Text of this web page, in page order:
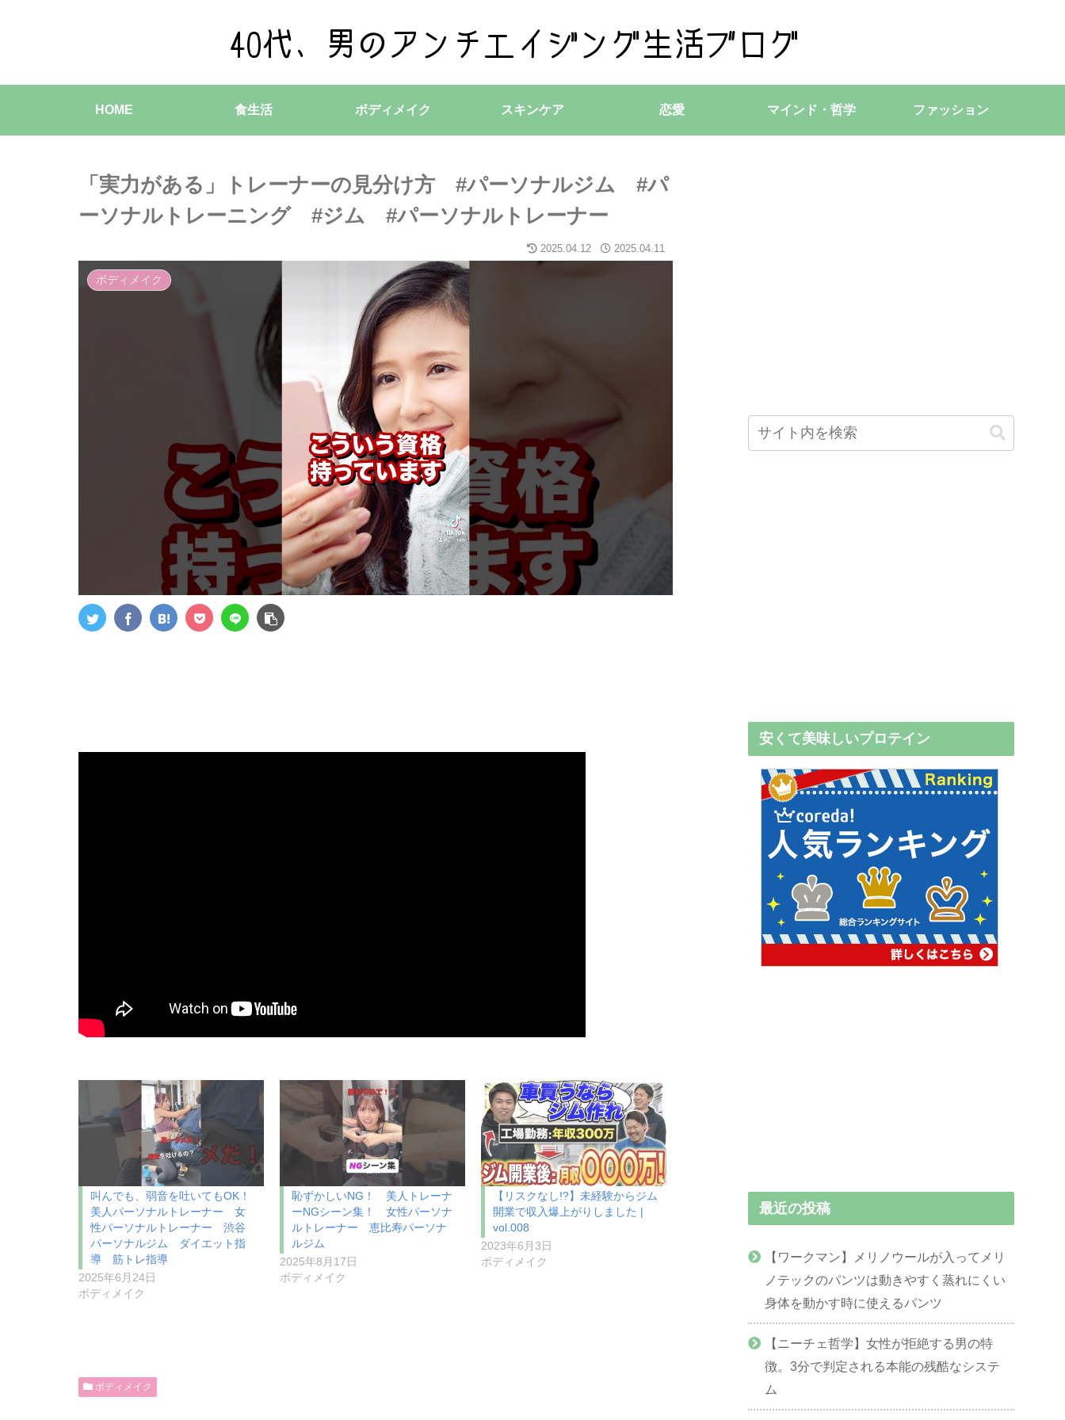
HOME 食生活 ボディメイク スキンケア 恋愛 マインド・哲学 ファッション
「実力がある」トレーナーの見分け方 #パーソナルジム #パ
ーソナルトレーニング #ジム #パーソナルトレーナー
2025.04.12 2025.04.11
ボディメイク
叫んでも、弱音を吐いてもOK！
美人パーソナルトレーナー 女
性パーソナルトレーナー 渋谷
パーソナルジム ダイエット指
導 筋トレ指導
2025年6月24日
ボディメイク
恥ずかしいNG！ 美人トレーナ
ーNGシーン集！ 女性パーソナ
ルトレーナー 恵比寿パーソナ
ルジム
2025年8月17日
ボディメイク
【リスクなし!?】未経験からジム
開業で収入爆上がりしました |
vol.008
2023年6月3日
ボディメイク
ボディメイク
安くて美味しいプロテイン
最近の投稿
【ワークマン】メリノウールが入ってメリ
ノテックのパンツは動きやすく蒸れにくい
身体を動かす時に使えるパンツ
【ニーチェ哲学】女性が拒絶する男の特
徴。3分で判定される本能の残酷なシステ
ム